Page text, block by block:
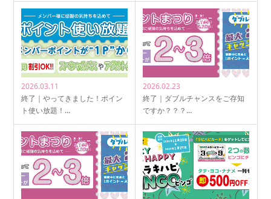
2026.03.11
終了｜やってきました！ポイン
ト使い放題！…
2026.02.23
終了｜ダブルチャンスをご存知
ですか？？？…